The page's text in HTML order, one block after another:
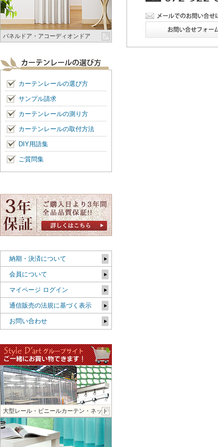
パネルドア・アコーディオンドア
カーテンレールの選び方
サンプル請求
カーテンレールの測り方
カーテンレールの取付方法
DIY用語集
ご質問集
納期・決済について
会員について
マイページ ログイン
通信販売の法規に基づく表示
お問い合わせ
大型レール・ビニールカーテン・ネット